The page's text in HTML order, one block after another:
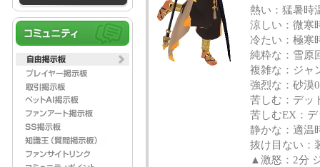
熱い：猛暑時
涼しい：微寒
冷たい：極寒
純粋な：雪原
複雑な：ジャ
強烈な：砂漠
苦しむ：デッ
苦しむEX：
静かな：適温
抜け目ない：
▲激怒：2分